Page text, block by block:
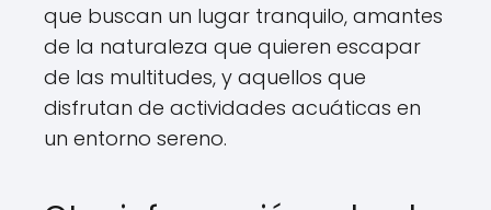
que buscan un lugar tranquilo, amantes
de la naturaleza que quieren escapar
de las multitudes, y aquellos que
disfrutan de actividades acuáticas en
un entorno sereno.